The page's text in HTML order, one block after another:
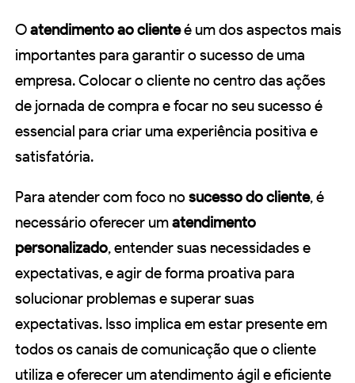
Oatendimento ao clienteé um dos aspectos mais
importantes para garantir o sucesso de uma
empresa. Colocar o cliente no centro das ações
de jornada de compra e focar no seu sucesso é
essencial para criar uma experiência positiva e
satisfatória.
Para atender com foco no sucesso do cliente, é
necessário oferecer umatendimento
personalizado, entender suas necessidades e
expectativas, e agir de forma proativa para
solucionar problemas e superar suas
expectativas. Isso implica em estar presente em
todos os canais de comunicação que o cliente
utiliza e oferecer um atendimento ágil e eficiente